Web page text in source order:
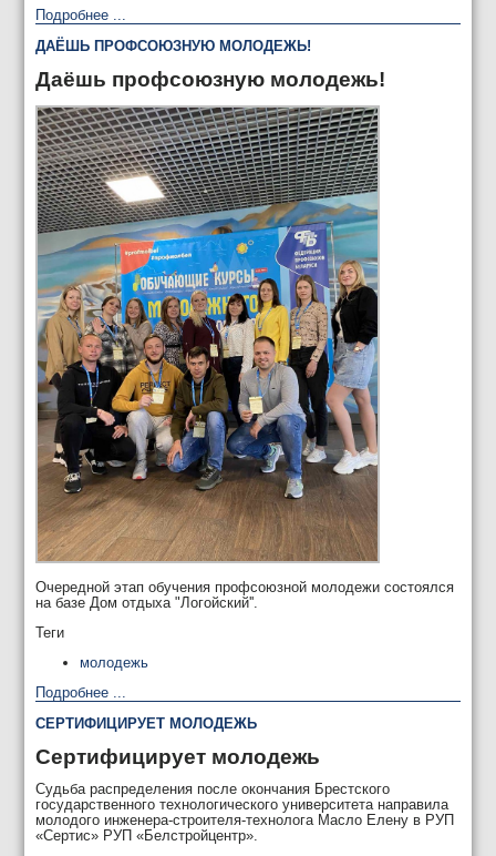
Подробнее ...
ДАЁШЬ ПРОФСОЮЗНУЮ МОЛОДЕЖЬ!
Даёшь профсоюзную молодежь!
Очередной этап обучения профсоюзной молодежи состоялся
на базе Дом отдыха "Логойский''.
Теги
молодежь
Подробнее ...
СЕРТИФИЦИРУЕТ МОЛОДЕЖЬ
Сертифицирует молодежь
Судьба распределения после окончания Брестского
государственного технологического университета направила
молодого инженера-строителя-технолога Масло Елену в РУП
«Сертис» РУП «Белстройцентр».